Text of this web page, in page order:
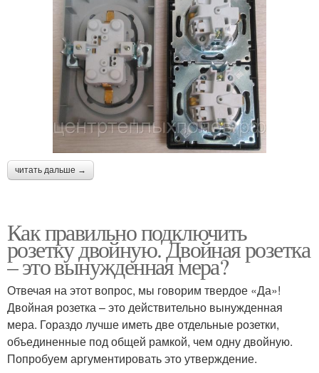
читать дальше →
Как правильно подключить
розетку двойную. Двойная розетка
– это вынужденная мера?
Отвечая на этот вопрос, мы говорим твердое «Да»!
Двойная розетка – это действительно вынужденная
мера. Гораздо лучше иметь две отдельные розетки,
объединенные под общей рамкой, чем одну двойную.
Попробуем аргументировать это утверждение.